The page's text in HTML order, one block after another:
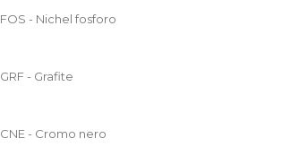
FOS - Nichel fosforo
GRF - Grafite
CNE - Cromo nero